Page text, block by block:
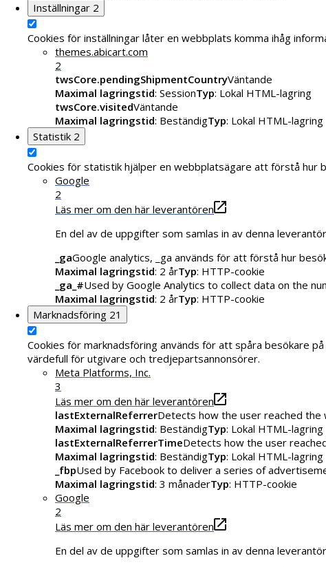
Inställningar 2
Cookies för inställningar låter en webbplats komma ihåg
themes.abicart.com
2
twsCore.pendingShipmentCountryVäntande
Maximal lagringstid: SessionTyp: Lokal HTML-lagring
twsCore.visitedVäntande
Maximal lagringstid: BeständigTyp: Lokal HTML-lagring
Statistik 2
Cookies för statistik hjälper en webbplatsägare att förstå hur
Google
2
Läs mer om den här leverantören
En del av de uppgifter som samlas in av denna
_gaGoogle analytics, _ga används för att förstå hur
Maximal lagringstid: 2 årTyp: HTTP-cookie
_ga_#Used by Google Analytics to collect data on the
Maximal lagringstid: 2 årTyp: HTTP-cookie
Marknadsföring 21
Cookies för marknadsföring används för att spåra besökare
värdefull för utgivare och tredjepartsannonsörer.
Meta Platforms, Inc.
3
Läs mer om den här leverantören
lastExternalReferrerDetects how the user reached
Maximal lagringstid: BeständigTyp: Lokal HTML-lagring
lastExternalReferrerTimeDetects how the user
Maximal lagringstid: BeständigTyp: Lokal HTML-lagring
_fbpUsed by Facebook to deliver a series of
Maximal lagringstid: 3 månaderTyp: HTTP-cookie
Google
2
Läs mer om den här leverantören
En del av de uppgifter som samlas in av denna